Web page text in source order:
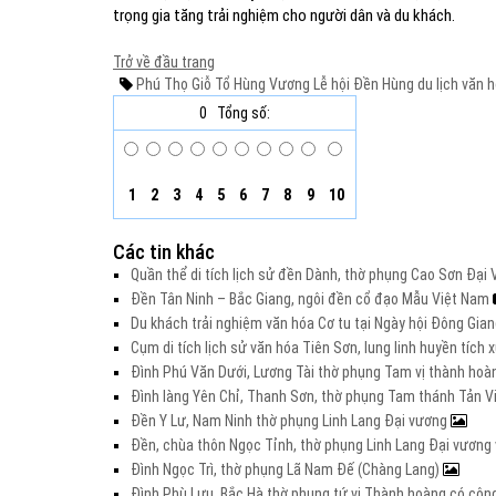
trọng gia tăng trải nghiệm cho người dân và du khách.
Trở về đầu trang
Phú Thọ Giỗ Tổ Hùng Vương Lễ hội Đền Hùng du lịch văn
0
Tổng số:
1 2 3 4 5 6 7 8 9 10
Các tin khác
Quần thể di tích lịch sử đền Dành, thờ phụng Cao Sơn Đại
Đền Tân Ninh – Bắc Giang, ngôi đền cổ đạo Mẫu Việt Nam
Du khách trải nghiệm văn hóa Cơ tu tại Ngày hội Đông
Cụm di tích lịch sử văn hóa Tiên Sơn, lung linh huyền tích
Đình Phú Văn Dưới, Lương Tài thờ phụng Tam vị thành
Đình làng Yên Chỉ, Thanh Sơn, thờ phụng Tam thánh Tản
Đền Y Lư, Nam Ninh thờ phụng Linh Lang Đại vương
Đền, chùa thôn Ngọc Tỉnh, thờ phụng Linh Lang Đại
Đình Ngọc Trì, thờ phụng Lã Nam Đế (Chàng Lang)